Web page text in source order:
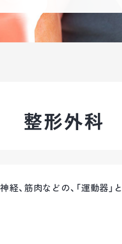
整形外科
神経、筋肉などの、「運動